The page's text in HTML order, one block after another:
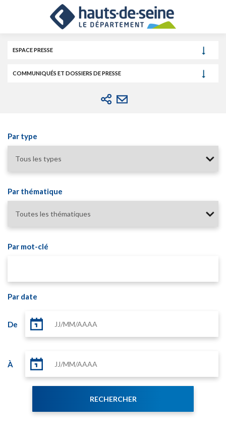
ESPACE PRESSE
COMMUNIQUÉS ET DOSSIERS DE PRESSE
Par type
Par thématique
Par mot-clé
Par date
De
À
Cookies et traceurs utilisés sur ce site.